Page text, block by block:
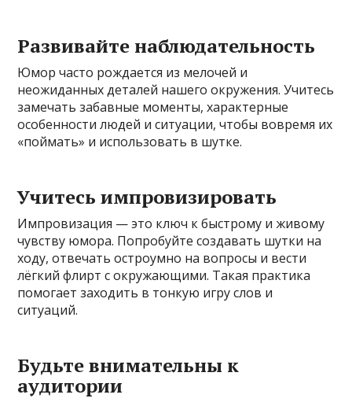
Развивайте наблюдательность
Юмор часто рождается из мелочей и
неожиданных деталей нашего окружения. Учитесь
замечать забавные моменты, характерные
особенности людей и ситуации, чтобы вовремя их
«поймать» и использовать в шутке.
Учитесь импровизировать
Импровизация — это ключ к быстрому и живому
чувству юмора. Попробуйте создавать шутки на
ходу, отвечать остроумно на вопросы и вести
лёгкий флирт с окружающими. Такая практика
помогает заходить в тонкую игру слов и
ситуаций.
Будьте внимательны к
аудитории